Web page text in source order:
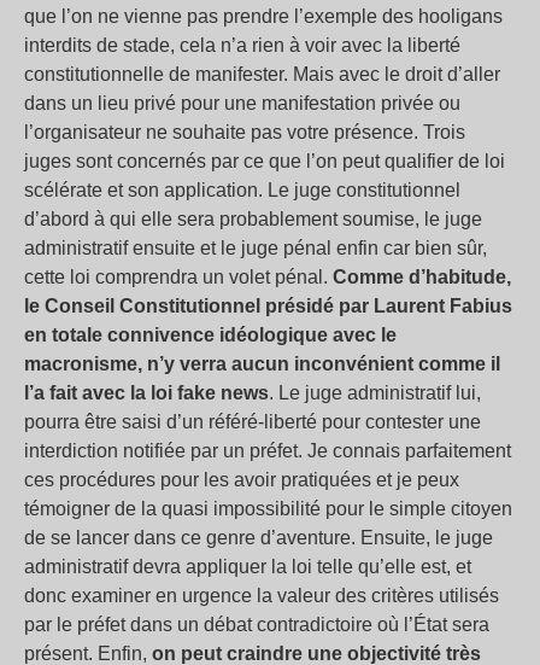
que l’on ne vienne pas prendre l’exemple des hooligans
interdits de stade, cela n’a rien à voir avec la liberté
constitutionnelle de manifester. Mais avec le droit d’aller
dans un lieu privé pour une manifestation privée ou
l’organisateur ne souhaite pas votre présence. Trois
juges sont concernés par ce que l’on peut qualifier de loi
scélérate et son application. Le juge constitutionnel
d’abord à qui elle sera probablement soumise, le juge
administratif ensuite et le juge pénal enfin car bien sûr,
cette loi comprendra un volet pénal. Comme d’habitude,
le Conseil Constitutionnel présidé par Laurent Fabius
en totale connivence idéologique avec le
macronisme, n’y verra aucun inconvénient comme il
l’a fait avec la loi fake news. Le juge administratif lui,
pourra être saisi d’un référé-liberté pour contester une
interdiction notifiée par un préfet. Je connais parfaitement
ces procédures pour les avoir pratiquées et je peux
témoigner de la quasi impossibilité pour le simple citoyen
de se lancer dans ce genre d’aventure. Ensuite, le juge
administratif devra appliquer la loi telle qu’elle est, et
donc examiner en urgence la valeur des critères utilisés
par le préfet dans un débat contradictoire où l’État sera
présent. Enfin, on peut craindre une objectivité très